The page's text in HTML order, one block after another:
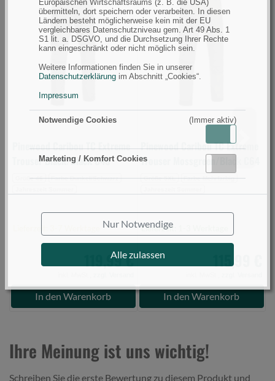
Europäischen Wirtschaftsraums (z. B. die USA)
übermitteln, dort speichern oder verarbeiten. In diesen
Ländern besteht möglicherweise kein mit der EU
vergleichbares Datenschutzniveau gem. Art 49 Abs. 1
S1 lit. a. DSGVO, und die Durchsetzung Ihrer Rechte
kann eingeschränkt oder nicht möglich sein.
Weitere Informationen finden Sie in unserer
Datenschutzerklärung im Abschnitt „Cookies“.
Impressum
Notwendige Cookies (Immer aktiv)
Marketing / Komfort Cookies
Nur Notwendige
Alle zulassen
Caribou
Extreme
Trouser
Black/Black
Pinewood Caribou TC Extreme
Trouser Black/Black C46
Größe 46
Farbe Dunkel/Schwarz
119,99 €
In den Warenkorb
Caribou
TC
Extreme
Trouser
Mossgreen/Black
C64
0)
Pinewood Caribou TC Extreme
Trouser Mossgreen/Black C64
Größe 5XL
Farbe Mehrfarbig
Lieferzeit: 1-3 Werktage
115,99 €
In den Warenkorb
Ihre Meinung ist uns wichtig!
Schreiben Sie die erste Bewertung zu diesem Produkt und